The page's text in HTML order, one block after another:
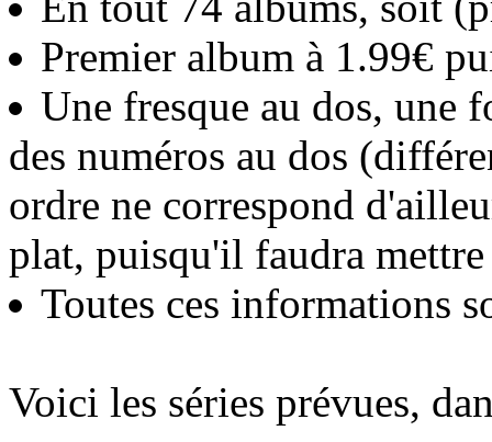
Premier album à 1.99€
Une fresque au dos, une
des numéros au dos
ordre ne correspond
plat, puisqu'il faudra
Toutes ces informations
Voici les séries prévues,